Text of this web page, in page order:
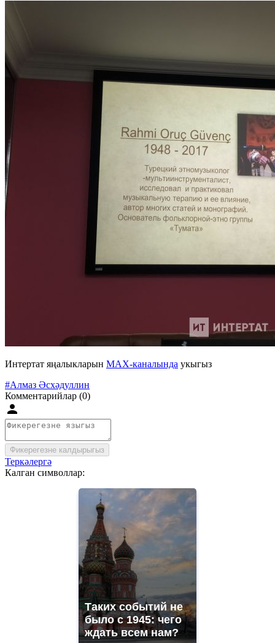
Интертат яңалыкларын MAX-каналында укыгыз
#Алмаз Әсхәдуллин
Комментарийлар (0)
Фикерегезне калдырыгыз
Теркәлергә
Калган символлар:
Таких событий не
было с 1945: чего
ждать всем нам?